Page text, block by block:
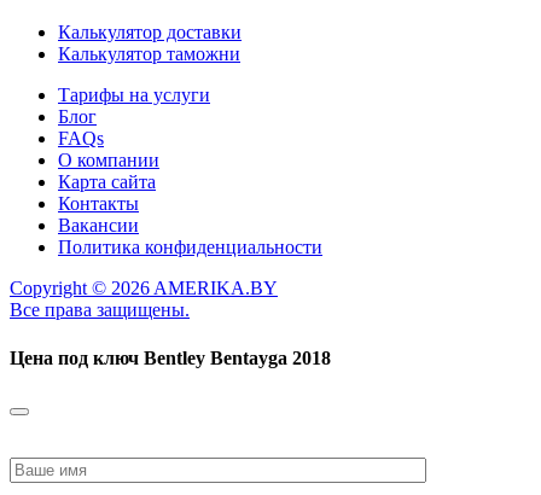
Калькулятор доставки
Калькулятор таможни
Тарифы на услуги
Блог
FAQs
О компании
Карта сайта
Контакты
Вакансии
Политика конфиденциальности
Copyright © 2026 AMERIKA.BY
Все права защищены.
Цена под ключ Bentley Bentayga 2018
leave